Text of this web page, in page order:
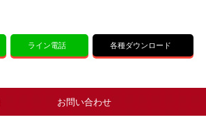
ライン電話 各種ダウンロード
お問い合わせ